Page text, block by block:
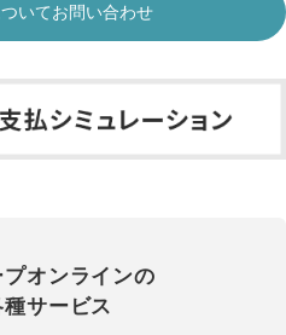
いてお問い合わせ
オンラインの
サービス